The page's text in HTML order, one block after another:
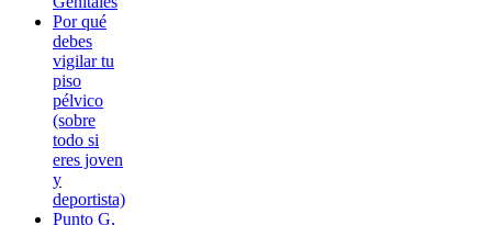
Por qué
debes
vigilar tu
piso
pélvico
(sobre
todo si
eres joven
y
deportista)
Punto G,